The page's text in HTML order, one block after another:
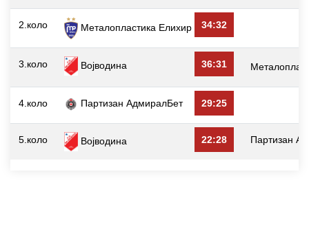
2.коло Металопластика Елиxир 34:32
3.коло Војводина 36:31
4.коло Партизан АдмиралБет 29:25
5.коло Војводина 22:28 Партизан